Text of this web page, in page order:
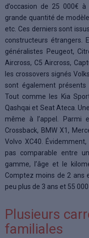
d’occasion de 25 000€
grande quantité de
etc. Ces derniers sont
constructeurs étrangers.
généralistes Peugeot,
Aircross, C5 Aircross,
les crossovers signés
sont également présents
Tout comme les Kia
Qashqai et Seat Ateca.
même à l’appel. Parmi
Crossback, BMW X1,
Volvo XC40.
pas comparable entre
gamme, l’âge et le
Comptez moins de 2 ans
peu plus de 3 ans et 55
Plusieurs
familiales